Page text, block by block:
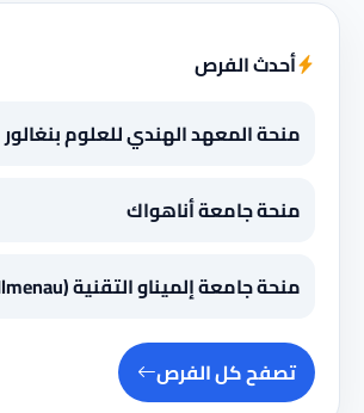
أحدث الفرص
منحة المعهد الهندي للعلوم بنغالور
منحة جامعة أناهواك
منحة جامعة إلميناو التقنية (TU Ilmenau)
تصفح كل الفرص